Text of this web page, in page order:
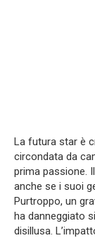
La futura star è
circondata da
prima passione.
anche se i suoi
Purtroppo, un
ha danneggiato
disillusa.